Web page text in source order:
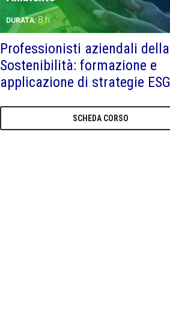
DURATA: 8 h
Professionisti aziendali della
Sostenibilità: formazione e
applicazione di strategie ESG
SCHEDA CORSO